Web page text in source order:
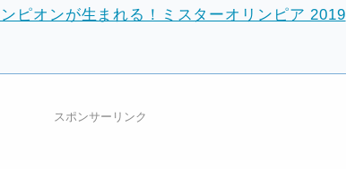
ピオンが生まれる！ミスターオリンピア 2019
スポンサーリンク